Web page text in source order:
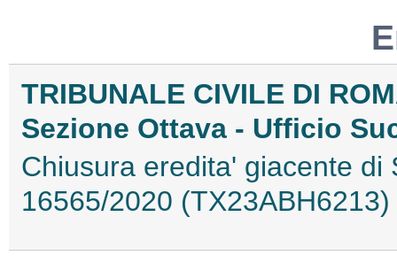
TRIBUNALE CIVILE DI
Sezione Ottava - Ufficio
Chiusura eredita' giacente di
16565/2020 (TX23ABH6213)